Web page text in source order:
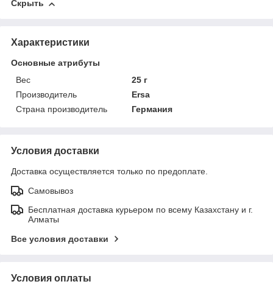
Скрыть
Характеристики
Основные атрибуты
Вес
25 г
Производитель
Ersa
Страна производитель
Германия
Условия доставки
Доставка осуществляется только по предоплате.
Самовывоз
Бесплатная доставка курьером по всему Казахстану и г.
Алматы
Все условия доставки
Условия оплаты